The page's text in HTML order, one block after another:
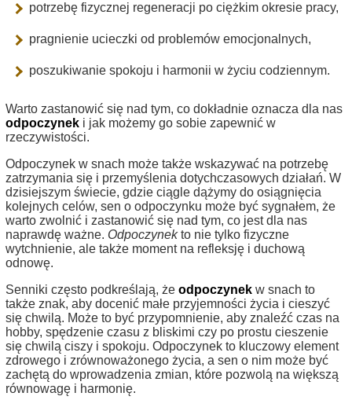
potrzebę fizycznej regeneracji po ciężkim okresie pracy,
pragnienie ucieczki od problemów emocjonalnych,
poszukiwanie spokoju i harmonii w życiu codziennym.
Warto zastanowić się nad tym, co dokładnie oznacza dla nas
odpoczynek i jak możemy go sobie zapewnić w
rzeczywistości.
Odpoczynek w snach może także wskazywać na potrzebę
zatrzymania się i przemyślenia dotychczasowych działań. W
dzisiejszym świecie, gdzie ciągle dążymy do osiągnięcia
kolejnych celów, sen o odpoczynku może być sygnałem, że
warto zwolnić i zastanowić się nad tym, co jest dla nas
naprawdę ważne. Odpoczynekto nie tylko fizyczne
wytchnienie, ale także moment na refleksję i duchową
odnowę.
Senniki często podkreślają, że odpoczynek w snach to
także znak, aby docenić małe przyjemności życia i cieszyć
się chwilą. Może to być przypomnienie, aby znaleźć czas na
hobby, spędzenie czasu z bliskimi czy po prostu cieszenie
się chwilą ciszy i spokoju. Odpoczynek to kluczowy element
zdrowego i zrównoważonego życia, a sen o nim może być
zachętą do wprowadzenia zmian, które pozwolą na większą
równowagę i harmonię.